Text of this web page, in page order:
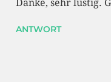
Danke, sehr lustig.
ANTWORT